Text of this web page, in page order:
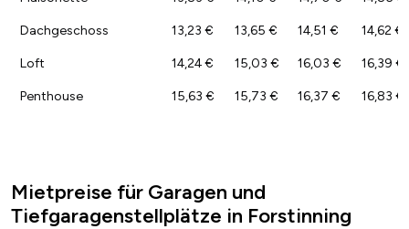
Dachgeschoss 13,23 € 13,65 € 14,51 € 14,62 €
Loft 14,24 € 15,03 € 16,03 € 16,39 €
Penthouse 15,63 € 15,73 € 16,37 € 16,83 €
Mietpreise für Garagen und
Tiefgaragenstellplätze in Forstinning